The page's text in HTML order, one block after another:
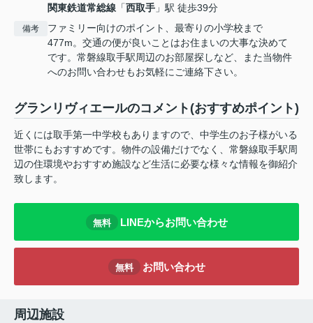
関東鉄道常総線 「西取手 」駅 徒歩39分
備考
ファミリー向けのポイント、最寄りの小学校まで
477m。交通の便が良いことはお住まいの大事な決めて
です。常磐線取手駅周辺のお部屋探しなど、また当物件
へのお問い合わせもお気軽にご連絡下さい。
グランリヴィエールのコメント(おすすめポイント)
近くには取手第一中学校もありますので、中学生のお子様がいる
世帯にもおすすめです。物件の設備だけでなく、常磐線取手駅周
辺の住環境やおすすめ施設など生活に必要な様々な情報を御紹介
致します。
無料 LINEからお問い合わせ
無料 お問い合わせ
周辺施設